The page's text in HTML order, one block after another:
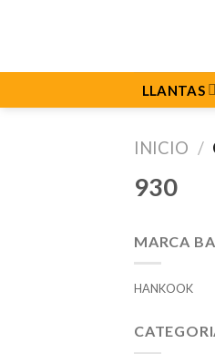
LLANTAS
INICIO /
930
MARCA
HANKOOK